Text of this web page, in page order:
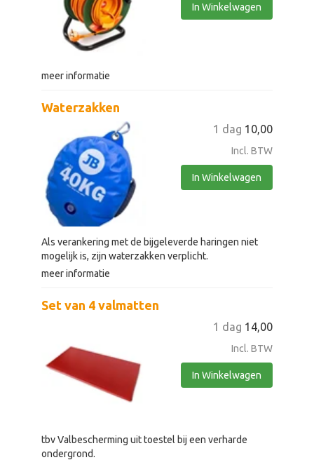
In Winkelwagen
meer informatie
Waterzakken
1 dag 10,00
Incl. BTW
In Winkelwagen
Als verankering met de bijgeleverde haringen niet
mogelijk is, zijn waterzakken verplicht.
meer informatie
Set van 4 valmatten
1 dag 14,00
Incl. BTW
In Winkelwagen
tbv Valbescherming uit toestel bij een verharde
ondergrond.